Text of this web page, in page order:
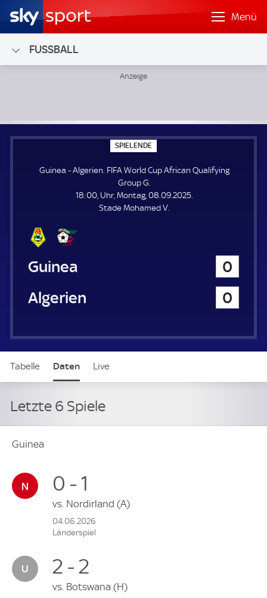
Menü
FUSSBALL
SPIELENDE
P
E
N
E
Guinea - Algerien. FIFA World Cup African Qualifying
Group G.
18:00, Uhr, Montag, 08.09.2025.
Stade Mohamed V.
Guinea
0
Algerien
0
Tabelle Daten Live
Letzte 6 Spiele
Guinea
0 - 1
vs. Nordirland (A)
04.06.2026
Länderspiel
2 - 2
vs. Botswana (H)